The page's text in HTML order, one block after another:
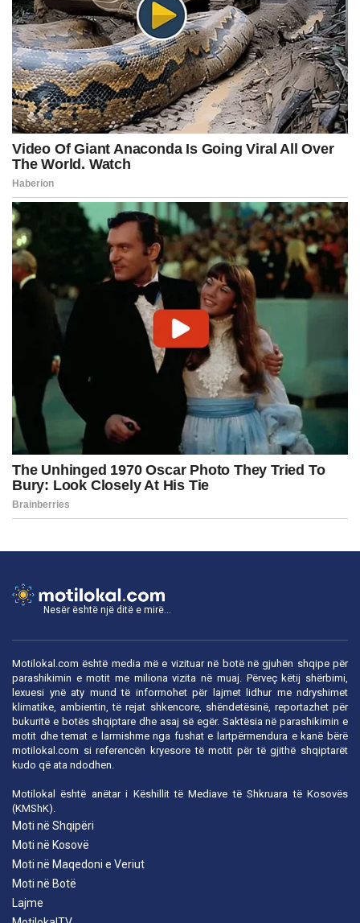
Nesër është një ditë e mirë...
Motilokal.com është media më e vizituar në botë në gjuhën shqipe për
parashikimin e motit me miliona vizita në muaj. Përveç këtij shërbimi,
lexuesi ynë aty mund të informohet për lajmet lidhur me ndryshimet
klimatike, ambientin, të rejat shkencore, shëndetësinë, reportazhet për
bukuritë e botës shqiptare dhe asaj së egër. Saktësia në parashikimin e
motit dhe temat e larmishme nga fushat e lartpërmendura e kanë bërë
motilokal.com si referencën kryesore të motit për të gjithë shqiptarët
kudo që ata ndodhen.
Motilokal është anëtar i Këshillit të Mediave të Shkruara të Kosovës
(KMShK).
Moti në Shqipëri
Moti në Kosovë
Moti në Maqedoni e Veriut
Moti në Botë
Lajme